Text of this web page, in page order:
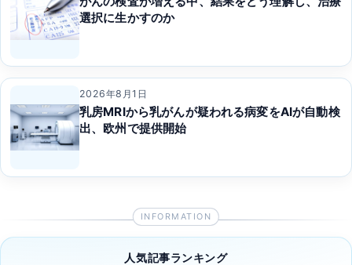
選択に生かすのか
2026年8月1日
乳房MRIから乳がんが疑われる病変をAIが自動検
出、欧州で提供開始
人気記事ランキング